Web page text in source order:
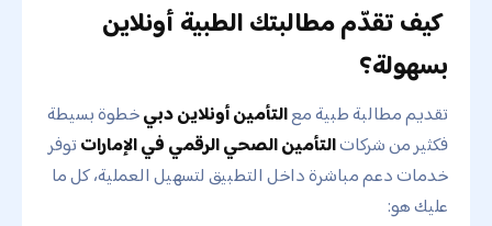
كيف تقدّم مطالبتك الطبية أونلاين
بسهولة؟
تقديم مطالبة طبية معالتأمين أونلاين دبيخطوة بسيطة
فكثير من شركاتالتأمين الصحي الرقمي في الإماراتتوفر
خدمات دعم مباشرة داخل التطبيق لتسهيل العملية، كل ما
عليك هو: